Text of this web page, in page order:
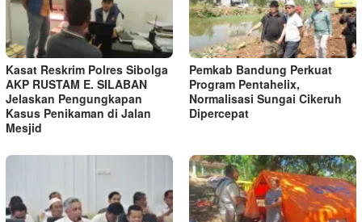
Kasat Reskrim Polres Sibolga
AKP RUSTAM E. SILABAN
Jelaskan Pengungkapan
Kasus Penikaman di Jalan
Mesjid
Pemkab Bandung Perkuat
Program Pentahelix,
Normalisasi Sungai Cikeruh
Dipercepat